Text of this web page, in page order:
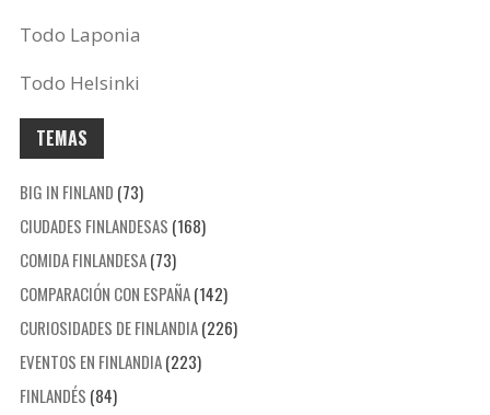
Todo Laponia
Todo Helsinki
TEMAS
BIG IN FINLAND (73)
CIUDADES FINLANDESAS (168)
COMIDA FINLANDESA(73)
COMPARACIÓN CON ESPAÑA(142)
CURIOSIDADES DE FINLANDIA(226)
EVENTOS EN FINLANDIA(223)
FINLANDÉS (84)